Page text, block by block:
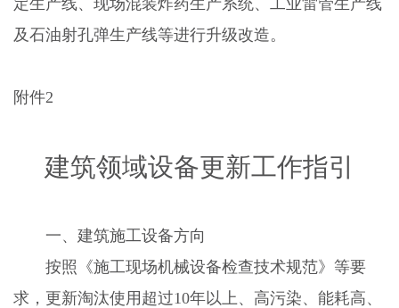
及石油射孔弹生产线等进行升级改造。
附件2
建筑领域设备更新工作指引
一、建筑施工设备方向
按照《施工现场机械设备检查技术规范》等要
求，更新淘汰使用超过10年以上、高污染、能耗高、